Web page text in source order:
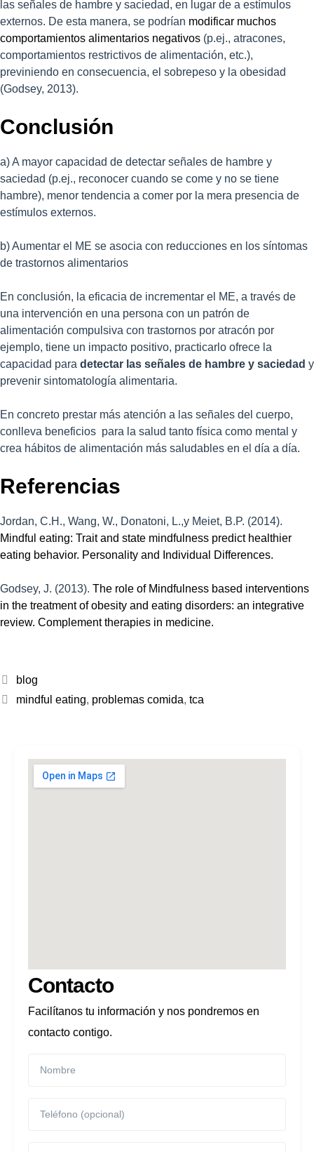
las señales de hambre y saciedad, en lugar de a estímulos
externos. De esta manera, se podrían modificar muchos
comportamientos alimentarios negativos (p.ej., atracones,
comportamientos restrictivos de alimentación, etc.),
previniendo en consecuencia, el sobrepeso y la obesidad
(Godsey, 2013).
Conclusión
a) A mayor capacidad de detectar señales de hambre y
saciedad (p.ej., reconocer cuando se come y no se tiene
hambre), menor tendencia a comer por la mera presencia de
estímulos externos.
b) Aumentar el ME se asocia con reducciones en los síntomas
de trastornos alimentarios
En conclusión, la eficacia de incrementar el ME, a través de
una intervención en una persona con un patrón de
alimentación compulsiva con trastornos por atracón por
ejemplo, tiene un impacto positivo, practicarlo ofrece la
capacidad para detectar las señales de hambre y saciedad y
prevenir sintomatología alimentaria.
En concreto prestar más atención a las señales del cuerpo,
conlleva beneficios para la salud tanto física como mental y
crea hábitos de alimentación más saludables en el día a día.
Referencias
Jordan, C.H., Wang, W., Donatoni, L.,y Meiet, B.P. (2014).
Mindful eating: Trait and state mindfulness predict healthier
eating behavior. Personality and Individual Differences.
Godsey, J. (2013). The role of Mindfulness based interventions
in the treatment of obesity and eating disorders: an integrative
review. Complement therapies in medicine.
blog
mindful eating, problemas comida, tca
Contacto
Facilítanos tu información y nos pondremos en
contacto contigo.